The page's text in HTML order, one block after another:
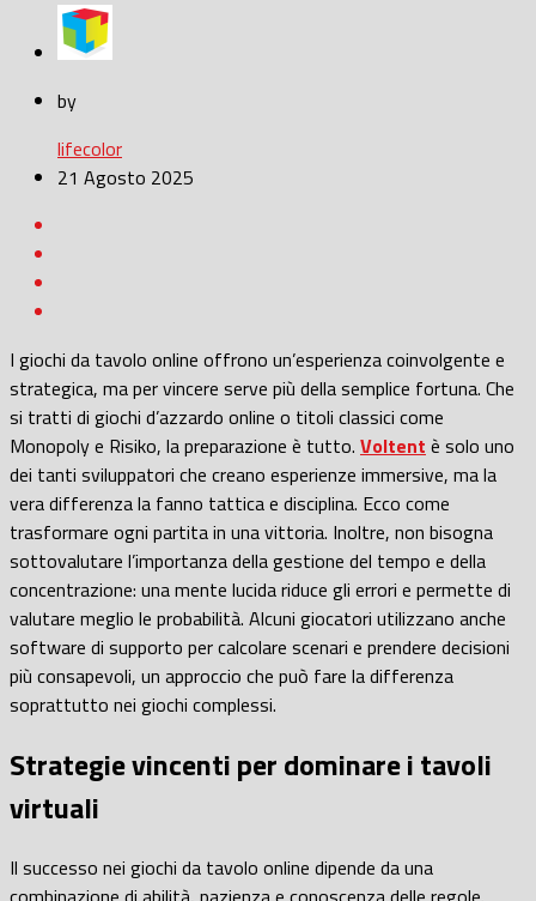
by
lifecolor
21 Agosto 2025
I giochi da tavolo online offrono un’esperienza coinvolgente e
strategica, ma per vincere serve più della semplice fortuna. Che
si tratti di giochi d’azzardo online o titoli classici come
Monopoly e Risiko, la preparazione è tutto. Voltent è solo uno
dei tanti sviluppatori che creano esperienze immersive, ma la
vera differenza la fanno tattica e disciplina. Ecco come
trasformare ogni partita in una vittoria. Inoltre, non bisogna
sottovalutare l’importanza della gestione del tempo e della
concentrazione: una mente lucida riduce gli errori e permette di
valutare meglio le probabilità. Alcuni giocatori utilizzano anche
software di supporto per calcolare scenari e prendere decisioni
più consapevoli, un approccio che può fare la differenza
soprattutto nei giochi complessi.
Strategie vincenti per dominare i tavoli
virtuali
Il successo nei giochi da tavolo online dipende da una